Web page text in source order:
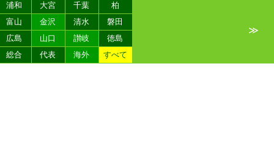
浦和 大宮 千葉
柏
富山
金沢 清水
磐田
広島
山口 讃岐
徳島
総合
代表 海外 すべて
≫